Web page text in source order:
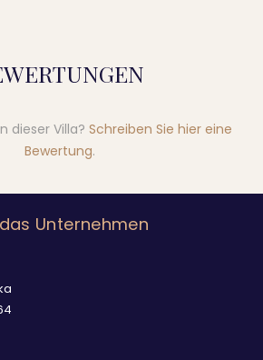
dieser Villa? Schreiben Sie hier eine
Bewertung.
Unternehmen